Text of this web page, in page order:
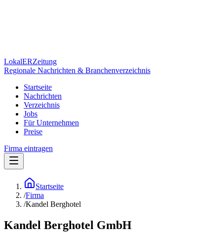
LokalERZeitung
Regionale Nachrichten & Branchenverzeichnis
Startseite
Nachrichten
Verzeichnis
Jobs
Für Unternehmen
Preise
Firma eintragen
Startseite
/Firma
/Kandel Berghotel
Kandel Berghotel GmbH